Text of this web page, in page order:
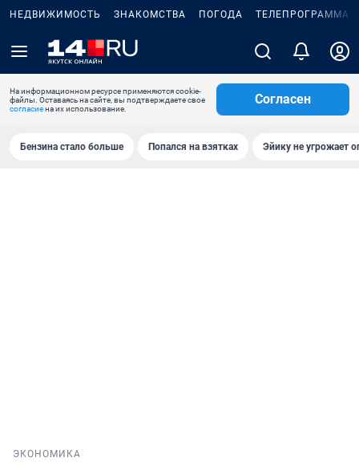
НЕДВИЖИМОСТЬ ЗНАКОМСТВА ПОГОДА ТЕЛЕПРОГРАММА
На информационном ресурсе применяются cookie-
файлы. Оставаясь на сайте, вы подтверждаете свое
согласиена их использование.
Согласен
Бензина стало больше Попался на взятках Эйику не угрожает
ЭКОНОМИКА